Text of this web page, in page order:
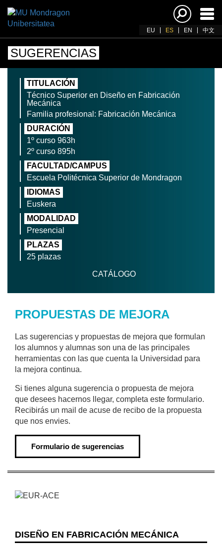
EU ES EN 中文
SUGERENCIAS
TITULACIÓN
Técnico Superior en Diseño en Fabricación
Mecánica
Familia profesional: Fabricación Mecánica
DURACIÓN
1º curso 963h
2º curso 895h
FACULTAD/CAMPUS
Escuela Politécnica Superior de Mondragon
IDIOMAS
Euskera
MODALIDAD
Presencial
PLAZAS
25 plazas
CATÁLOGO
PROPUESTAS DE MEJORA
Las sugerencias y propuestas de mejora que formulan
los alumnos y alumnas son una de las principales
herramientas con las que cuenta la Universidad para
la mejora continua.
Si tienes alguna sugerencia o propuesta de mejora
que desees hacernos llegar, completa este formulario.
Recibirás un mail de acuse de recibo de la propuesta
que nos envies.
Formulario de sugerencias
DISEÑO EN FABRICACIÓN MECÁNICA